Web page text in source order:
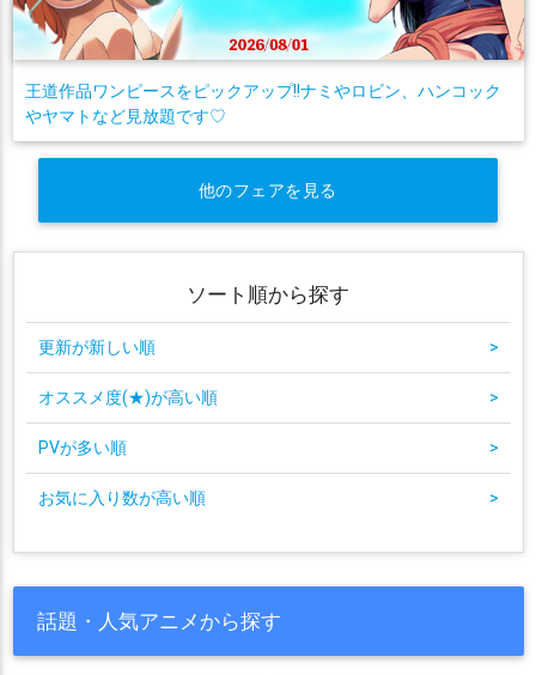
王道作品ワンピースをピックアップ!!ナミやロビン、ハンコック
やヤマトなど見放題です♡
他のフェアを見る
ソート順から探す
更新が新しい順 >
オススメ度(★)が高い順 >
PVが多い順 >
お気に入り数が高い順 >
話題・人気アニメから探す